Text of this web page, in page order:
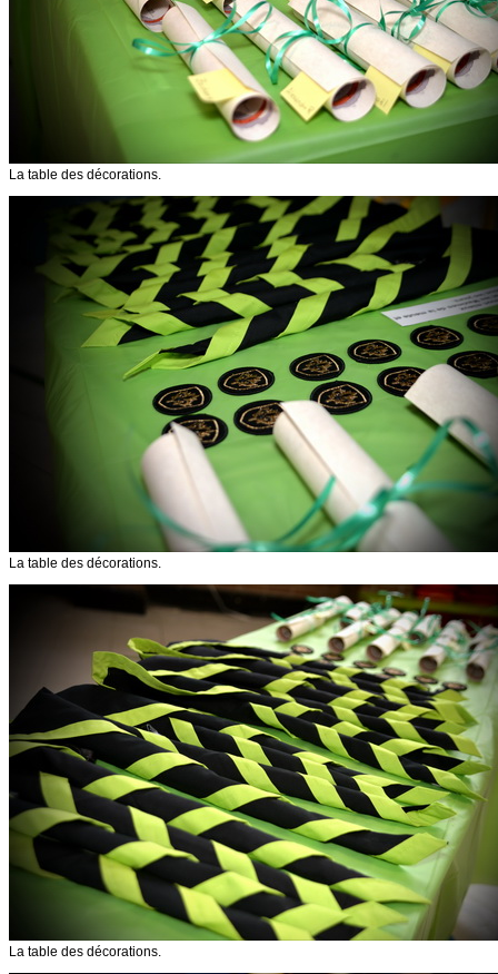
La table des décorations.
La table des décorations.
La table des décorations.